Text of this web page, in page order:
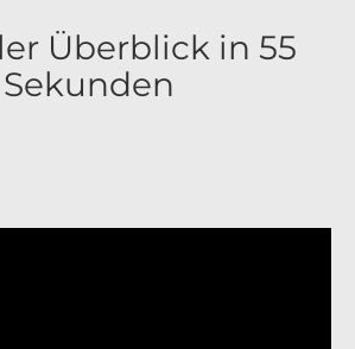
Überblick in 55
Sekunden